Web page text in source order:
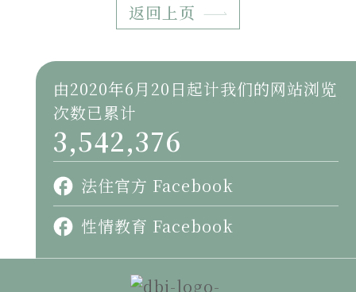
返回上页
由2020年6月20日起计我们的网站浏览
次数已累计
3,542,376
法住官方 Facebook
性情教育 Facebook